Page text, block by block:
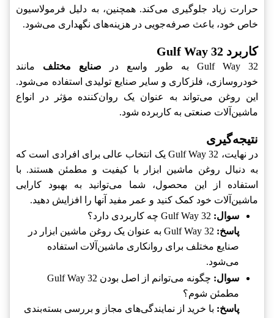
حرارت زیاد جلوگیری می‌کند. همچنین، به دلیل فرمولاسیون
خاص خود، باعث صرفه‌جویی در هزینه‌های نگهداری می‌شود.
کاربرد Gulf Way 32
Gulf Way 32 به طور واسع در صنایع مختلف مانند
خودروسازی، فلزکاری و سایر صنایع تولیدی استفاده می‌شود.
این روغن می‌تواند به عنوان یک روان‌کننده مؤثر در انواع
ماشین‌آلات صنعتی به کاربرده شود.
نتیجه‌گیری
در نهایت، Gulf Way 32 یک انتخاب عالی برای افرادی است که
به دنبال روغن ماشین ابزار با کیفیت و مطمئن هستند. با
استفاده از این محصول، شما می‌توانید به بهبود کارایی
ماشین‌آلات خود کمک کنید و عمر مفید آنها را افزایش دهید.
سوال:
پاسخ:
Gulf Way 32 به عنوان یک روغن ماشین ابزار در
صنایع مختلف برای روانکاری ماشین‌آلات استفاده
می‌شود.
سوال:
چگونه می‌توانم از اصل بودن Gulf Way 32
مطمئن شوم؟
پاسخ: با خرید از نمایندگی‌های مجاز و بررسی بسته‌بندی